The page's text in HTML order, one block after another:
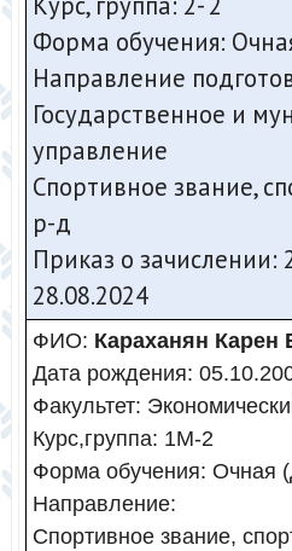
Форма обучения:
Направление
Государственное и
управление
Спортивное звание,
р-д
Приказ о зачислении:
28.08.2024
ФИО: Караханян Карен
Дата рождения:
Факультет:
Курс,группа: 1М-2
Форма обучения: Очная
Направление:
Спортивное звание,